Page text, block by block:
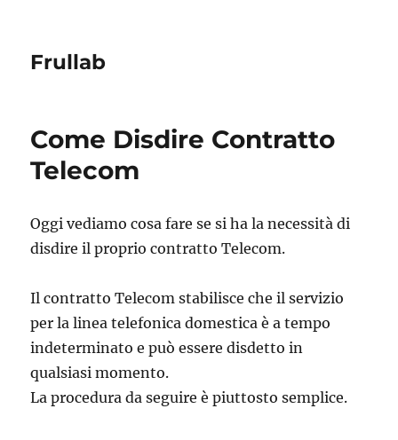
Frullab
Come Disdire Contratto
Telecom
Oggi vediamo cosa fare se si ha la necessità di
disdire il proprio contratto Telecom.
Il contratto Telecom stabilisce che il servizio
per la linea telefonica domestica è a tempo
indeterminato e può essere disdetto in
qualsiasi momento.
La procedura da seguire è piuttosto semplice.